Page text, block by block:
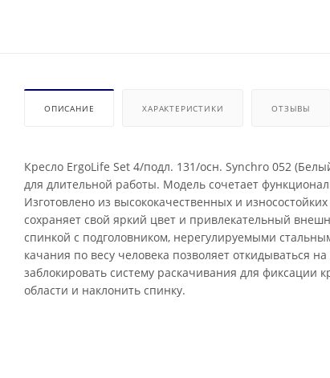
ОПИСАНИЕ ХАРАКТЕРИСТИКИ ОТЗЫВЫ
Кресло ErgoLife Set 4/подл. 131/осн. Synchro 052
для длительной работы. Модель сочетает
Изготовлено из высококачественных и
сохраняет свой яркий цвет и привлекательный
спинкой с подголовником, нерегулируемыми
качания по весу человека позволяет откидываться
заблокировать систему раскачивания для
области и наклонить спинку.